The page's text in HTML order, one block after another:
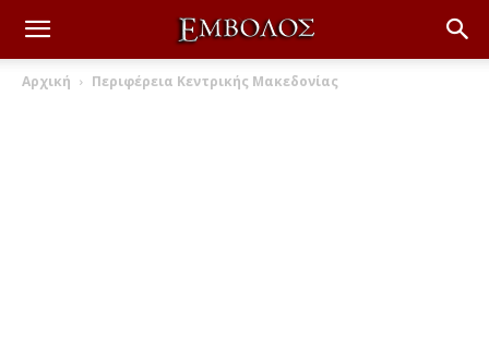
Αρχική Περιφέρεια Κεντρικής Μακεδονίας